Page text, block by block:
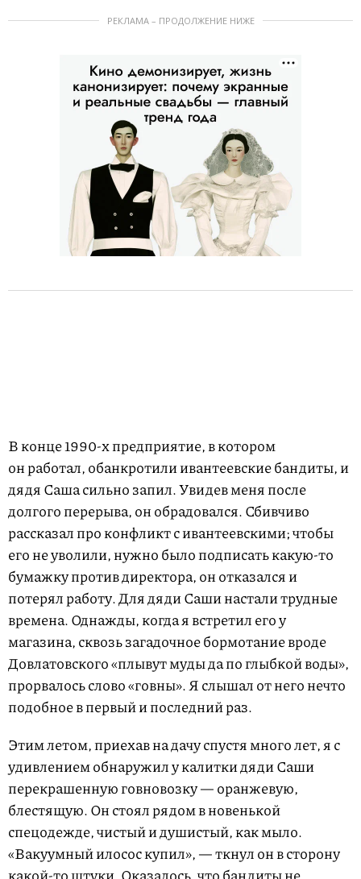
РЕКЛАМА – ПРОДОЛЖЕНИЕ НИЖЕ
В конце1990-хпредприятие, в котором
он работал, обанкротили ивантеевские бандиты, и
дядя Саша сильно запил. Увидев меня после
долгого перерыва, он обрадовался. Сбивчиво
рассказал про конфликт с ивантеевскими; чтобы
его не уволили, нужно было подписать какую-то
бумажку против директора, он отказался и
потерял работу. Для дяди Саши настали трудные
времена. Однажды, когда я встретил его у
магазина, сквозь загадочное бормотание вроде
Довлатовского «плывут муды да по глыбкой воды»,
прорвалось слово «говны». Я слышал от него нечто
подобное в первый и последний раз.
Этим летом, приехав на дачу спустя много лет, я с
удивлением обнаружил у калитки дяди Саши
перекрашенную говновозку — оранжевую,
блестящую. Он стоял рядом в новенькой
спецодежде, чистый и душистый, как мыло.
«Вакуумный илосос купил», — ткнул он в сторону